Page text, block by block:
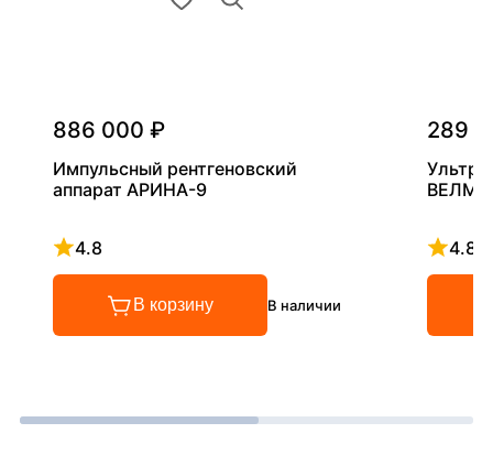
886 000 ₽
Импульсный рентгеновский
аппарат АРИНА-9
4.8
Рейтинг 4.8 из 5
В корзину В наличии
289
4.8